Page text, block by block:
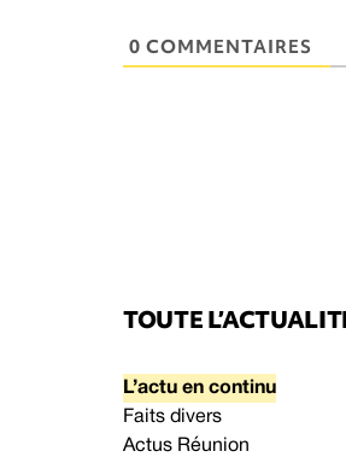
0 COMMENTAIRES
TOUTE
L’actu en continu
Faits divers
Actus Réunion